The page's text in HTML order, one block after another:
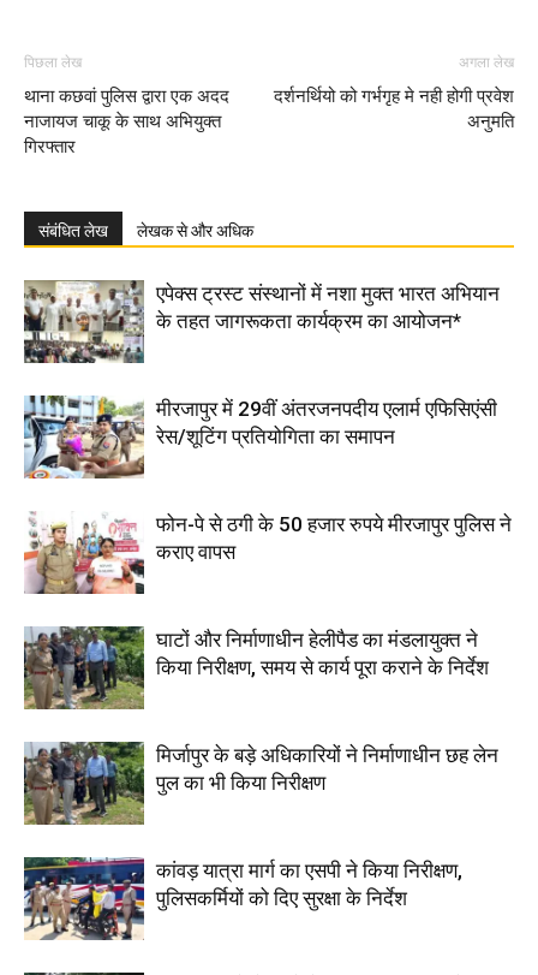
पिछला लेख
थाना कछवां पुलिस द्वारा एक अदद
नाजायज चाकू के साथ अभियुक्त
गिरफ्तार
अगला लेख
दर्शनर्थियो को गर्भगृह मे नही होगी प्रवेश
अनुमति
संबंधित लेख लेखक से और अधिक
एपेक्स ट्रस्ट संस्थानों में नशा मुक्त भारत अभियान
के तहत जागरूकता कार्यक्रम का आयोजन*
मीरजापुर में 29वीं अंतरजनपदीय एलार्म एफिसिएंसी
रेस/शूटिंग प्रतियोगिता का समापन
फोन-पे से ठगी के 50 हजार रुपये मीरजापुर पुलिस ने
कराए वापस
घाटों और निर्माणाधीन हेलीपैड का मंडलायुक्त ने
किया निरीक्षण, समय से कार्य पूरा कराने के निर्देश
मिर्जापुर के बड़े अधिकारियों ने निर्माणाधीन छह लेन
पुल का भी किया निरीक्षण
कांवड़ यात्रा मार्ग का एसपी ने किया निरीक्षण,
पुलिसकर्मियों को दिए सुरक्षा के निर्देश